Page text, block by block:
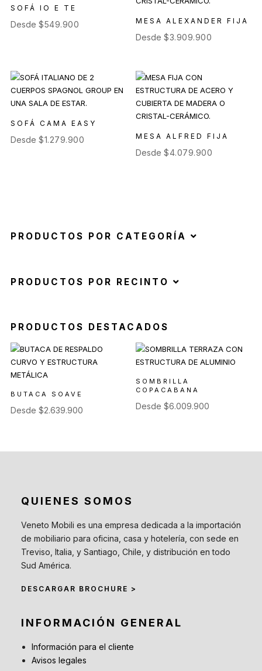
SOFÁ IO E TE
Desde $549.900 MESA ALEXANDER FIJA
Desde$3.909.900
SOFÁ CAMA EASY
Desde $1.279.900 MESA ALFRED FIJA
Desde$4.079.900
PRODUCTOS POR CATEGORÍA
PRODUCTOS POR RECINTO
PRODUCTOS DESTACADOS
BUTACA SOAVE
Desde $2.639.900
SOMBRILLA
COPACABANA
Desde$6.009.900
QUIENES SOMOS
Veneto Mobili es una empresa dedicada a la importación
de mobiliario para oficina, casa y hotelería, con sede en
Treviso, Italia, y Santiago, Chile, y distribución en todo
Sud América.
DESCARGAR BROCHURE >
INFORMACIÓN GENERAL
Información para el cliente
Avisos legales